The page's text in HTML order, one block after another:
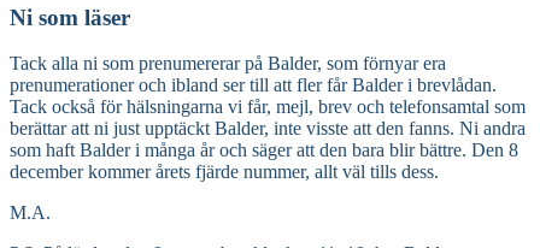
Ni som läser
Tack alla ni som prenumererar på Balder, som förnyar era
prenumerationer och ibland ser till att fler får Balder i brevlådan.
Tack också för hälsningarna vi får, mejl, brev och telefonsamtal som
berättar att ni just upptäckt Balder, inte visste att den fanns. Ni andra
som haft Balder i många år och säger att den bara blir bättre. Den 8
december kommer årets fjärde nummer, allt väl tills dess.
M.A.